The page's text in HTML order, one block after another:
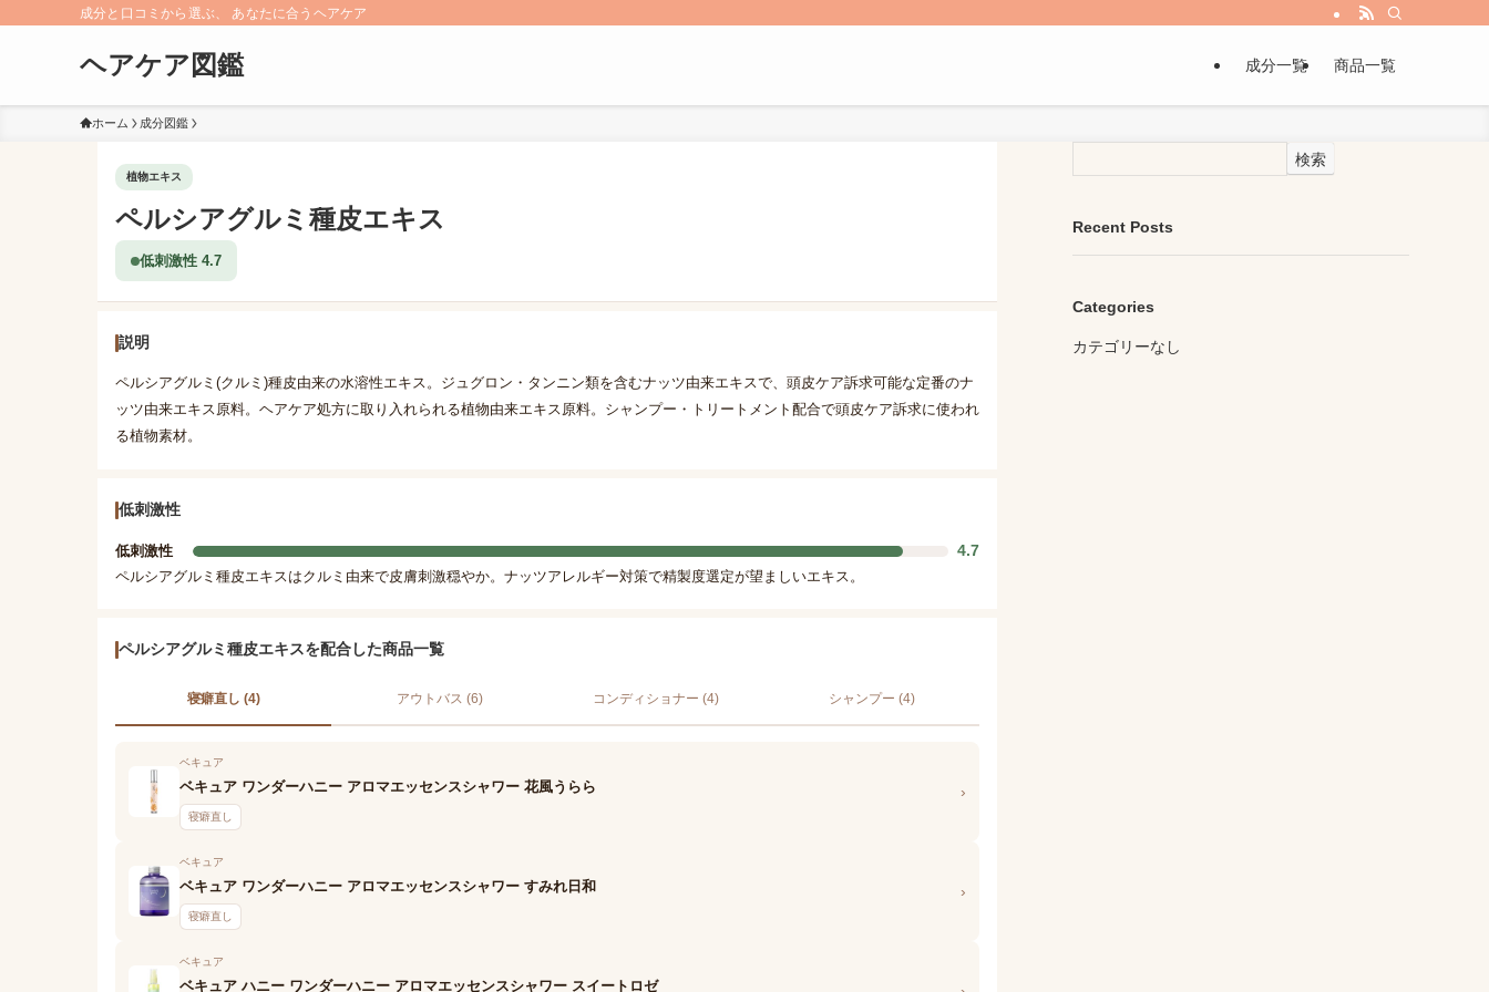
成分と口コミから選ぶ、 あなたに合うヘアケア
ヘアケア図鑑 成分一覧 商品一覧
ホーム 成分図鑑
植物エキス
ペルシアグルミ種皮エキス
低刺激性 4.7
説明
ペルシアグルミ(クルミ)種皮由来の水溶性エキス。ジュグロン・タンニン類を含むナッツ由来エキスで、頭皮ケア訴求可能な定番のナ
ッツ由来エキス原料。ヘアケア処方に取り入れられる植物由来エキス原料。シャンプー・トリートメント配合で頭皮ケア訴求に使われ
る植物素材。
低刺激性
低刺激性 4.7
ペルシアグルミ種皮エキスはクルミ由来で皮膚刺激穏やか。ナッツアレルギー対策で精製度選定が望ましいエキス。
ペルシアグルミ種皮エキスを配合した商品一覧
寝癖直し (4) アウトバス (6) コンディショナー (4) シャンプー (4)
ベキュア
ベキュア ワンダーハニー アロマエッセンスシャワー 花風うらら
寝癖直し
›
ベキュア
ベキュア ワンダーハニー アロマエッセンスシャワー すみれ日和
寝癖直し
›
ベキュア
ベキュア ハニー ワンダーハニー アロマエッセンスシャワー スイートロゼ
検索
Recent Posts
Categories
カテゴリーなし